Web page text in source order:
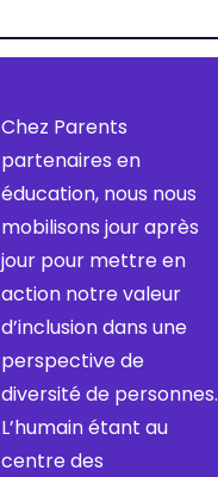
Chez Parents
partenaires en
éducation, nous nous
mobilisons jour après
jour pour mettre en
action notre valeur
d’inclusion dans une
perspective de
diversité de personnes.
L’humain étant au
centre des